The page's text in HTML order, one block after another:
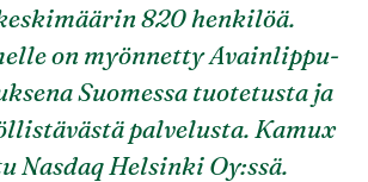
820 henkilöä.
on myönnetty Avainlippu-
Suomessa tuotetusta ja
palvelusta. Kamux
Nasdaq Helsinki Oy:ssä.